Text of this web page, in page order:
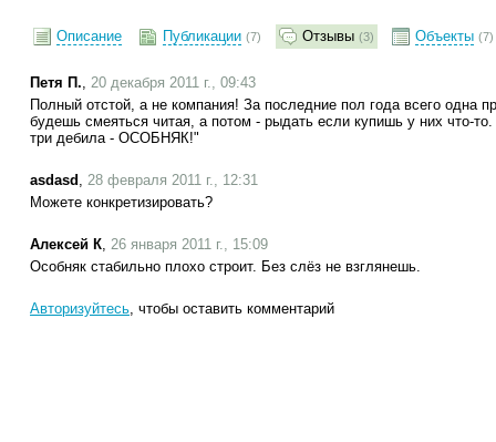
Описание Публикации (7) Отзывы (3) Объекты (7)
Петя П., 20 декабря 2011 г., 09:43
Полный отстой, а не компания! За последние пол года всего одна
будешь смеяться читая, а потом - рыдать если купишь у них что-
три дебила - ОСОБНЯК!"
asdasd , 28 февраля 2011 г., 12:31
Можете конкретизировать?
Алексей К, 26 января 2011 г., 15:09
Особняк стабильно плохо строит. Без слёз не взглянешь.
Авторизуйтесь, чтобы оставить комментарий